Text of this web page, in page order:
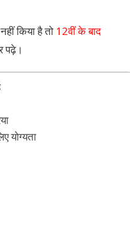
किया है तो 12वीं के बाद
पढ़े।
योग्यता